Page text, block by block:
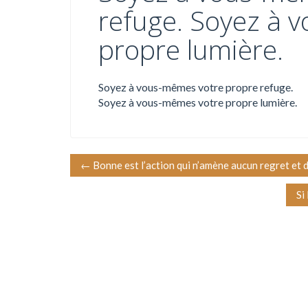
refuge. Soyez à
propre lumière.
Soyez à vous-mêmes votre propre refuge.
Soyez à vous-mêmes votre propre lumière.
N
← Bonne est l’action qui n’amène aucun regret
Si